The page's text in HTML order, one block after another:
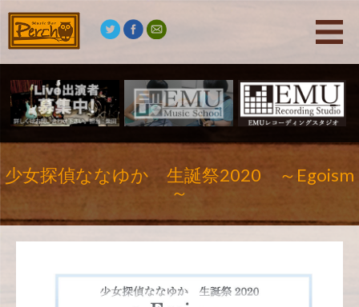
少女探偵ななゆか 生誕祭2020 ～Egoism
～